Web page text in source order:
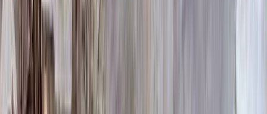
18 720 ₽
100 x 60 x 10
23 920 ₽
100 x 70 x 5
100 x 70 x 8